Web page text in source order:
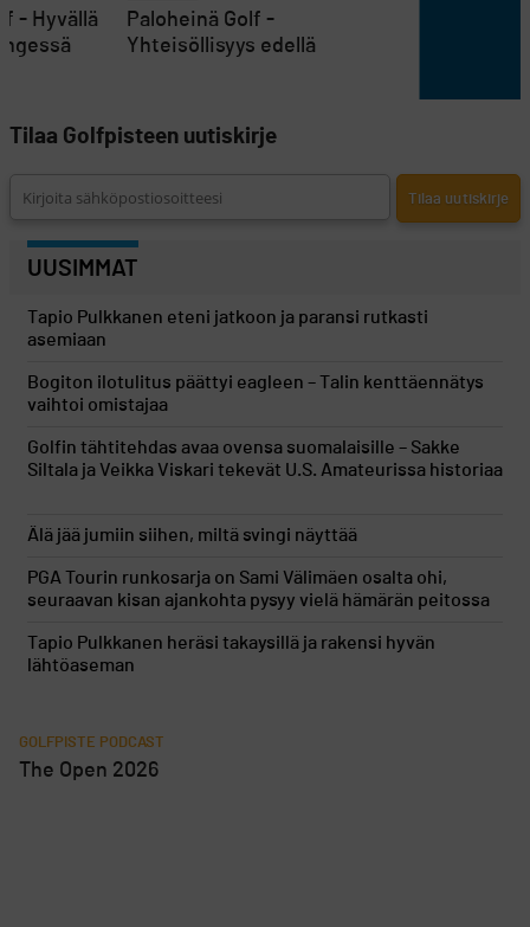
Paloheinä Golf -
Yhteisöllisyys edellä
- Hyvällä
Tilaa Golfpisteen uutiskirje
UUSIMMAT
Tapio Pulkkanen eteni jatkoon ja paransi rutkasti
asemiaan
Bogiton ilotulitus päättyi eagleen – Talin kenttäennätys
vaihtoi omistajaa
Golfin tähtitehdas avaa ovensa suomalaisille – Sakke
Siltala ja Veikka Viskari tekevät U.S. Amateurissa historiaa
Älä jää jumiin siihen, miltä svingi näyttää
PGA Tourin runkosarja on Sami Välimäen osalta ohi,
seuraavan kisan ajankohta pysyy vielä hämärän peitossa
Tapio Pulkkanen heräsi takaysillä ja rakensi hyvän
lähtöaseman
GOLFPISTE PODCAST
The Open 2026